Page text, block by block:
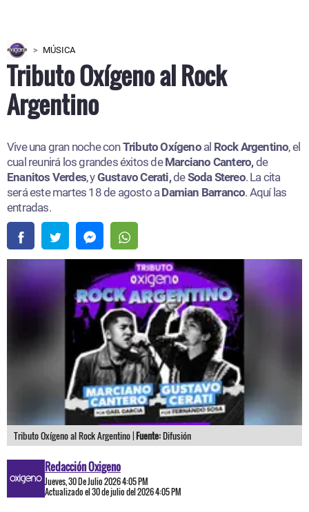
MÚSICA
Tributo Oxígeno al Rock
Argentino
Vive una gran noche conTributo Oxígenoal Rock Argentino, el
cual reunirá los grandes éxitos deMarciano Cantero,de
Enanitos Verdes, yGustavo Cerati,deSoda Stereo. La cita
será este martes 18 de agosto aDamian Barranco. Aquí las
entradas.​
Tributo Oxígeno al Rock Argentino |Fuente:Difusión
Redacción Oxigeno
Jueves, 30 De Julio 2026 4:05 PM
Actualizado el 30 de julio del 2026 4:05 PM